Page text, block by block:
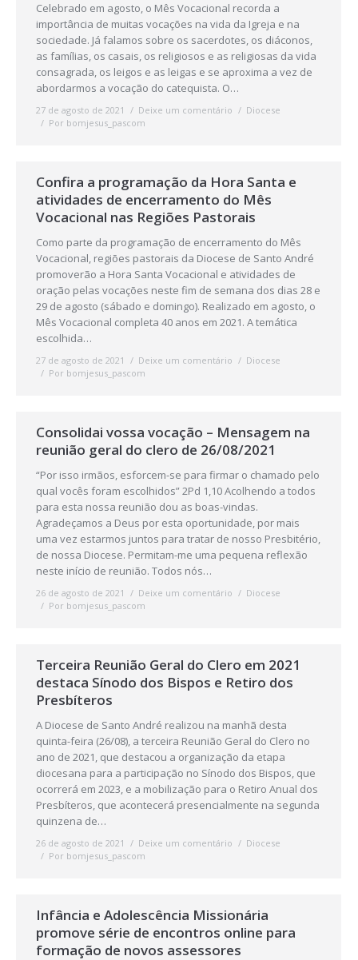
Celebrado em agosto, o Mês Vocacional recorda a
importância de muitas vocações na vida da Igreja e na
sociedade. Já falamos sobre os sacerdotes, os diáconos,
as famílias, os casais, os religiosos e as religiosas da vida
consagrada, os leigos e as leigas e se aproxima a vez de
abordarmos a vocação do catequista. O…
27 de agosto de 2021 Deixe um comentário
Diocese
Por bomjesus_pascom
Confira a programação da Hora Santa e
atividades de encerramento do Mês
Vocacional nas Regiões Pastorais
Como parte da programação de encerramento do Mês
Vocacional, regiões pastorais da Diocese de Santo André
promoverão a Hora Santa Vocacional e atividades de
oração pelas vocações neste fim de semana dos dias 28 e
29 de agosto (sábado e domingo). Realizado em agosto, o
Mês Vocacional completa 40 anos em 2021. A temática
escolhida…
27 de agosto de 2021 Deixe um comentário
Diocese
Por bomjesus_pascom
Consolidai vossa vocação – Mensagem na
reunião geral do clero de 26/08/2021
“Por isso irmãos, esforcem-se para firmar o chamado pelo
qual vocês foram escolhidos” 2Pd 1,10 Acolhendo a todos
para esta nossa reunião dou as boas-vindas.
Agradeçamos a Deus por esta oportunidade, por mais
uma vez estarmos juntos para tratar de nosso Presbitério,
de nossa Diocese. Permitam-me uma pequena reflexão
neste início de reunião. Todos nós…
26 de agosto de 2021 Deixe um comentário
Diocese
Por bomjesus_pascom
Terceira Reunião Geral do Clero em 2021
destaca Sínodo dos Bispos e Retiro dos
Presbíteros
A Diocese de Santo André realizou na manhã desta
quinta-feira (26/08), a terceira Reunião Geral do Clero no
ano de 2021, que destacou a organização da etapa
diocesana para a participação no Sínodo dos Bispos, que
ocorrerá em 2023, e a mobilização para o Retiro Anual dos
Presbíteros, que acontecerá presencialmente na segunda
quinzena de…
26 de agosto de 2021 Deixe um comentário
Diocese
Por bomjesus_pascom
Infância e Adolescência Missionária
promove série de encontros online para
formação de novos assessores